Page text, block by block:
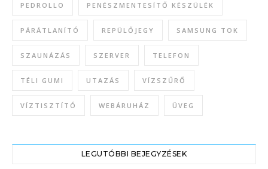
PEDROLLO PENÉSZMENTESÍTŐ KÉSZÜLÉK
PÁRÁTLANÍTÓ REPÜLŐJEGY SAMSUNG TOK
SZAUNÁZÁS SZERVER TELEFON
TÉLI GUMI UTAZÁS VÍZSZŰRŐ
VÍZTISZTÍTÓ WEBÁRUHÁZ ÜVEG
LEGUTÓBBI BEJEGYZÉSEK